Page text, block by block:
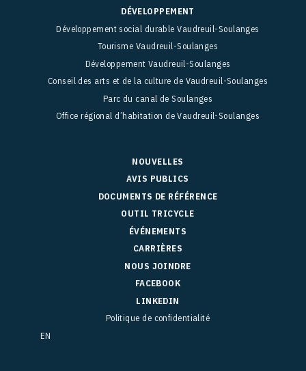
DÉVELOPPEMENT
Développement social durable Vaudreuil-Soulanges
Tourisme Vaudreuil-Soulanges
Développement Vaudreuil-Soulanges
Conseil des arts et de la culture de Vaudreuil-Soulanges
Parc du canal de Soulanges
Office régional d’habitation de Vaudreuil-Soulanges
NOUVELLES
AVIS PUBLICS
DOCUMENTS DE RÉFÉRENCE
OUTIL TRICYCLE
ÉVÉNEMENTS
CARRIÈRES
NOUS JOINDRE
FACEBOOK
LINKEDIN
Politique de confidentialité
EN